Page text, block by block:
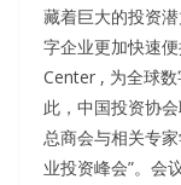
藏着巨大的投资
字企业更加快速
Center , 为全球
此，中国投资协
总商会与相关专
业投资峰会”。会